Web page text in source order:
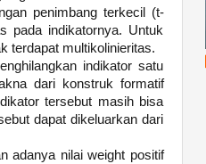
penimbang terkecil (t-
pada indikatornya. Untuk
terdapat multikolinieritas.
indikator satu
dari konstruk formatif
tersebut masih bisa
dapat dikeluarkan dari
adanya nilai weight positif